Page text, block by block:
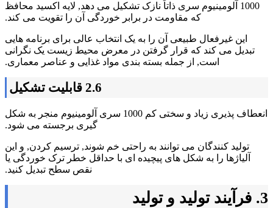
1000 آلومینیوم سری ذاتاً نازک تشکیل می دهد, لایه اکسید محافظ
که مقاومت در برابر خوردگی آن را تقویت می کند.
این غیرفعال طبیعی آن را به یک انتخاب عالی برای برنامه هایی
تبدیل می کند که قرار گرفتن در معرض محیط زیست یک نگرانی
است, از جمله بسته بندی مواد غذایی و عناصر معماری.
2.6 قابلیت تشکیل
انعطاف پذیری زیاد و سختی کم 1000 سری آلومینیوم منجر به شکل
گیری برجسته می شود.
تولید کنندگان می توانند به راحتی خم شوند, ترسیم کردن, و این
آلیاژها را به شکل های پیچیده ای با حداقل خطر ترک خوردگی یا
نقص سطح تبدیل کنید.
3. فرآیند تولید و تولید